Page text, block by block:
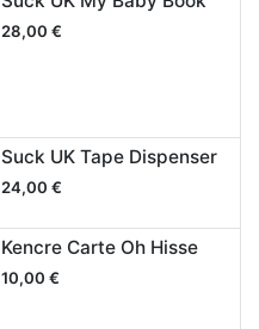
28,00 €
Suck UK Tape Dispenser
24,00 €
Kencre Carte Oh Hisse
10,00 €